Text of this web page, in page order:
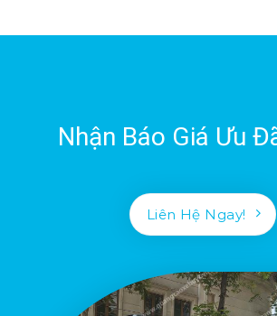
Nhận Báo Giá Ưu
Liên Hệ Ngay!